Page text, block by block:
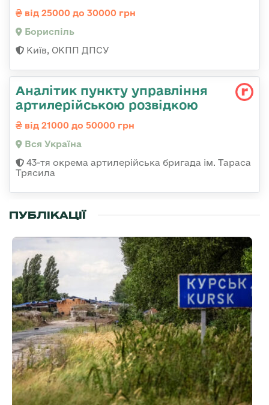
від 25000 до 30000 грн
Бориспіль
Київ, ОКПП ДПСУ
Аналітик пункту управління
артилерійською розвідкою
від 21000 до 50000 грн
Вся Україна
43-тя окрема артилерійська бригада ім. Тараса
Трясила
ПУБЛІКАЦІЇ